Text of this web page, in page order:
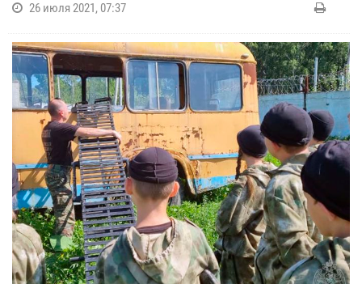
26 июля 2021, 07:37